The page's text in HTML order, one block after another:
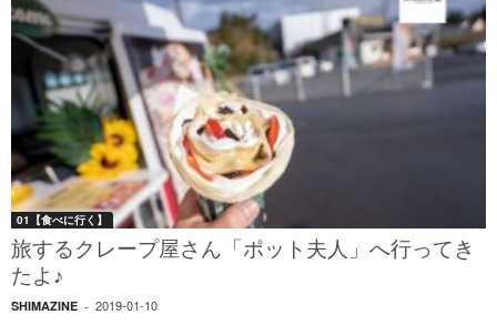
01【食べに行く】
旅するクレープ屋さん「ポット夫人」へ行ってき
たよ♪
SHIMAZINE - 2019-01-10